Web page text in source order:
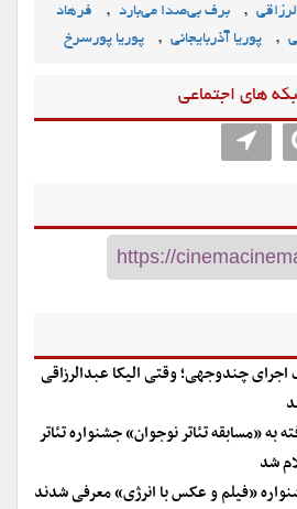
, برف بی‌صدا می‌بارد ,
فرهاد
, پوریا آذربایجانی , پوریا پورسرخ
های اجتماعی
چندوجهی؛ وقتی الیکا عبدالرزاقی
به «مسابقه تئاتر نوجوان» جشنواره تئاتر
شد
«فیلم و عکس با انرژی» معرفی شدند